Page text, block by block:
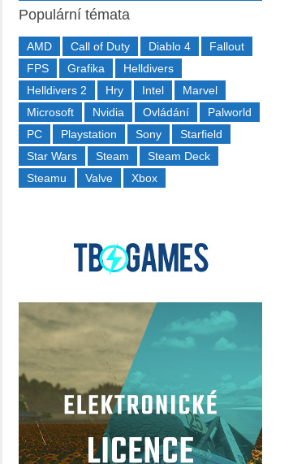
Populární témata
AMD Call of Duty Diablo 4
Fallout
FPS
Grafika
Helldivers
Helldivers 2
Hry Intel
Marvel
Microsoft
Nvidia Ovládání
Palworld
PC
Playstation Sony
Starfield
Star Wars
Steam
Steam Deck
Steamu
Valve Xbox